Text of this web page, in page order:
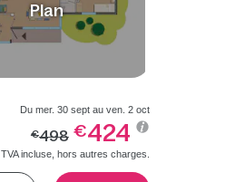
Plan
Du mer. 30 sept au ven. 2 oct
€498 €424
TVA incluse, hors autres charges.